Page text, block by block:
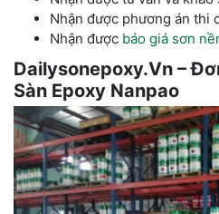
Nhận được phương án thi
Nhận được báo giá sơn
Dailysonepoxy.Vn –
Sàn Epoxy Nanpao